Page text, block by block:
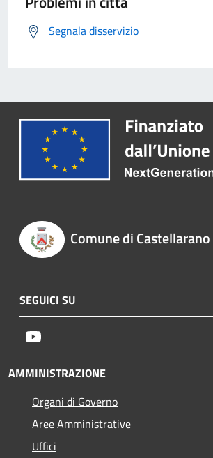
Segnala disservizio
Comune di Castellarano
SEGUICI SU
AMMINISTRAZIONE
Organi di Governo
Aree Amministrative
Uffici